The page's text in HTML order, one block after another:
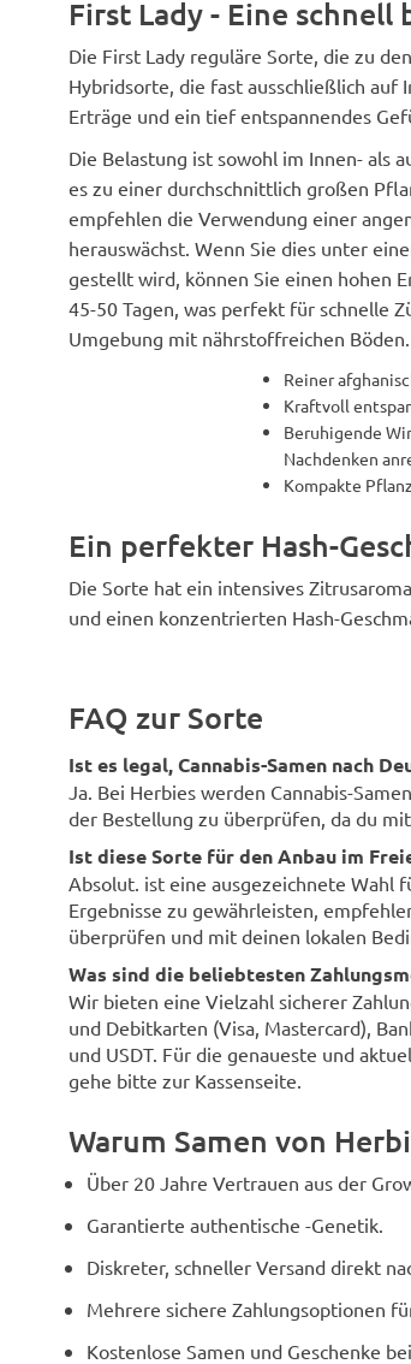
First Lady - Eine schnell
Die First Lady reguläre Sorte, die zu
Hybridsorte, die fast ausschließlich auf
Erträge und ein tief entspannendes
Die Belastung ist sowohl im Innen- als
es zu einer durchschnittlich großen
empfehlen die Verwendung einer
herauswächst. Wenn Sie dies unter
gestellt wird, können Sie einen hohen
45-50 Tagen, was perfekt für schnelle
Umgebung mit nährstoffreichen Böden.
Reiner
Kraftvoll
Beruhigende
Nachdenken
Kompakte
Ein perfekter Hash-
Die Sorte hat ein intensives
und einen konzentrierten Hash-
FAQ zur Sorte
Ist es legal, Cannabis-Samen nach
Ja. Bei Herbies werden Cannabis-
der Bestellung zu überprüfen, da du
Ist diese Sorte für den Anbau im
Absolut. ist eine ausgezeichnete Wahl
Ergebnisse zu gewährleisten,
überprüfen und mit deinen lokalen
Was sind die beliebtesten
Wir bieten eine Vielzahl sicherer
und Debitkarten (Visa, Mastercard),
und USDT. Für die genaueste und
gehe bitte zur Kassenseite.
Warum Samen von
Über 20 Jahre Vertrauen aus der
Garantierte authentische -Genetik.
Diskreter, schneller Versand direkt
Mehrere sichere Zahlungsoptionen
Kostenlose Samen und Geschenke